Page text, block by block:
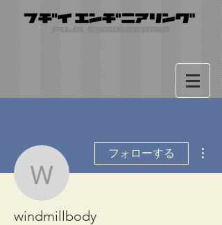
windmillbody
フォローする
windmillbody